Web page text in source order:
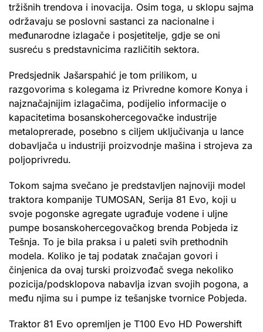
tržišnih trendova i inovacija. Osim toga, u sklopu sajma
održavaju se poslovni sastanci za nacionalne i
međunarodne izlagače i posjetitelje, gdje se oni
susreću s predstavnicima različitih sektora.
Predsjednik Jašarspahić je tom prilikom, u
razgovorima s kolegama iz Privredne komore Konya i
najznačajnijim izlagačima, podijelio informacije o
kapacitetima bosanskohercegovačke industrije
metaloprerade, posebno s ciljem uključivanja u lance
dobavljača u industriji proizvodnje mašina i strojeva za
poljoprivredu.
Tokom sajma svečano je predstavljen najnoviji model
traktora kompanije TUMOSAN, Serija 81 Evo, koji u
svoje pogonske agregate ugrađuje vodene i uljne
pumpe bosanskohercegovačkog brenda Pobjeda iz
Tešnja. To je bila praksa i u paleti svih prethodnih
modela. Koliko je taj podatak značajan govori i
činjenica da ovaj turski proizvođač svega nekoliko
pozicija/podsklopova nabavlja izvan svojih pogona, a
među njima su i pumpe iz tešanjske tvornice Pobjeda.
Traktor 81 Evo opremljen je T100 Evo HD Powershift